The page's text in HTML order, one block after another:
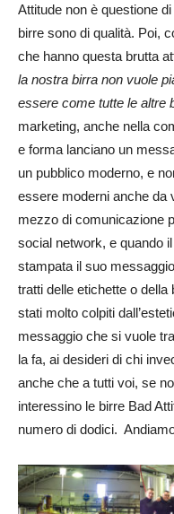
Attitude non è questione
birre sono di qualità. Poi,
che hanno questa brutta
la nostra birra non vuole
essere come tutte le altre
marketing, anche nella
e forma lanciano un
un pubblico moderno, e
essere moderni anche da
mezzo di comunicazione
social network, e quando
stampata il suo
tratti delle etichette o
stati molto colpiti
messaggio che si vuole
la fa, ai desideri di chi
anche che a tutti voi, se
interessino le birre Bad
numero di dodici.